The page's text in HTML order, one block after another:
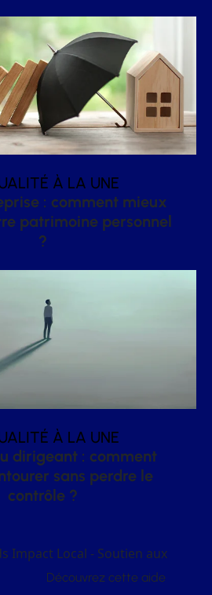
À LA UNE
: comment mieux
patrimoine personnel
?
À LA UNE
dirigeant : comment
sans perdre le
contrôle ?
Impact Local - Soutien aux
Découvrez cette aide